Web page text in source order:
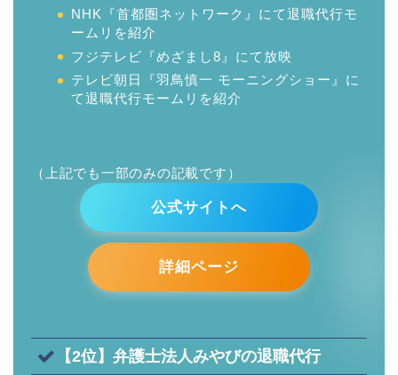
NHK『首都圏ネットワーク』にて退職代行モ
ームリを紹介
フジテレビ『めざまし8』にて放映
テレビ朝日『羽鳥慎一 モーニングショー』に
て退職代行モームリを紹介
（上記でも一部のみの記載です）
公式サイトへ
詳細ページ
【2位】弁護士法人みやびの退職代行